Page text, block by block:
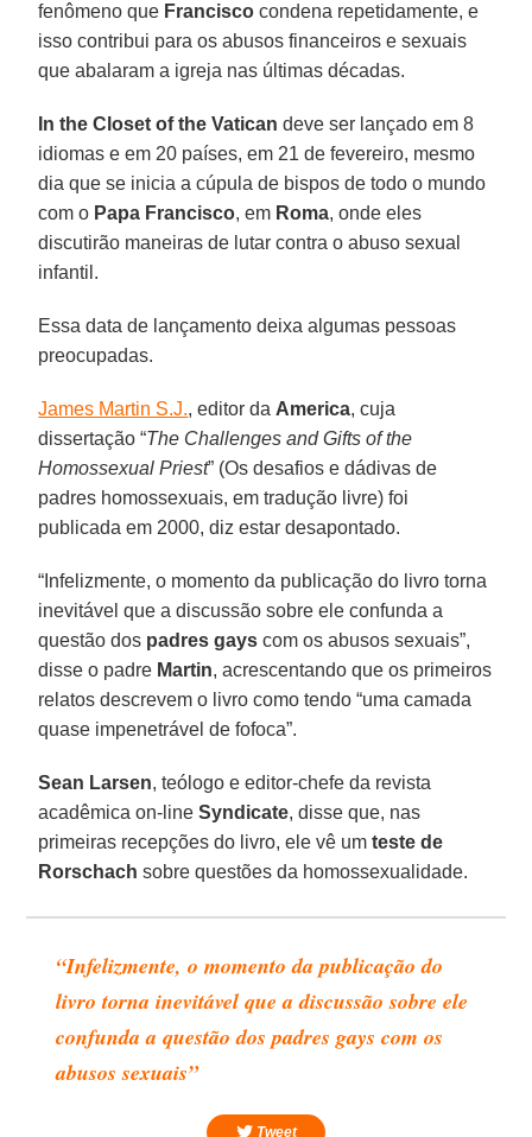
fenômeno que Francisco condena repetidamente, e
isso contribui para os abusos financeiros e sexuais
que abalaram a igreja nas últimas décadas.
In the Closet of the Vatican deve ser lançado em 8
idiomas e em 20 países, em 21 de fevereiro, mesmo
dia que se inicia a cúpula de bispos de todo o mundo
com o Papa Francisco, em Roma, onde eles
discutirão maneiras de lutar contra o abuso sexual
infantil.
Essa data de lançamento deixa algumas pessoas
preocupadas.
James Martin S.J., editor da America, cuja
dissertação “The Challenges and Gifts of the
Homossexual Priest” (Os desafios e dádivas de
padres homossexuais, em tradução livre) foi
publicada em 2000, diz estar desapontado.
“Infelizmente, o momento da publicação do livro torna
inevitável que a discussão sobre ele confunda a
questão dos padres gays com os abusos sexuais”,
disse o padre Martin, acrescentando que os primeiros
relatos descrevem o livro como tendo “uma camada
quase impenetrável de fofoca”.
Sean Larsen, teólogo e editor-chefe da revista
acadêmica on-lineSyndicate, disse que, nas
primeiras recepções do livro, ele vê umteste de
Rorschach sobre questões da homossexualidade.
“Infelizmente, o momento da publicação do
livro torna inevitável que a discussão sobre ele
confunda a questão dos padres gays com os
abusos sexuais”
Tweet